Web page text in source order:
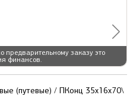
предварительному заказу это
финансов.
(путевые) / ПКонц 35x16x70\